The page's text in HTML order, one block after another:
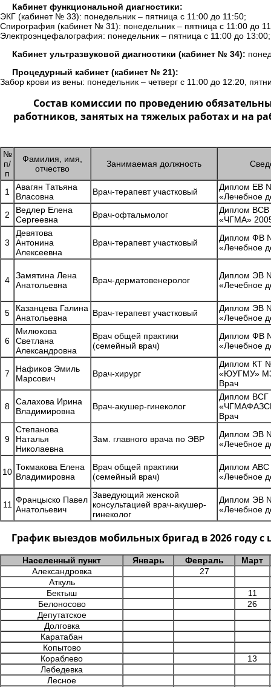
Кабинет функциональной диагностики:
ЭКГ (кабинет № 33): понедельник – пятница с 11:00 до 11:50;
Спирография (кабинет № 31): понедельник – пятница с 11:00 до
Электроэнцефалография: понедельник – пятница с 11:00 до 13:00;
Кабинет ультразвуковой диагностики (кабинет № 34):
Процедурный кабинет (кабинет № 21):
Забор крови из вены: понедельник – четверг с 11:00 до 12:20,
Состав комиссии по проведению
работников, занятых на тяжелых работах и на
№
п/
п
Фамилия, имя,
отчество
Занимаемая должность
1
Авагян Татьяна
Власовна
Врач-терапевт участковый
Диплом ЕВ
«Лечебное
2
Ведлер Елена
Сергеевна
Врач-офтальмолог
Диплом
«ЧГМА»
3
Девятова
Антонина
Алексеевна
Врач-терапевт участковый
Диплом ФВ
«Лечебное
4
Замятина Лена
Анатольевна
Врач-дерматовенеролог
Диплом ЭВ
«Лечебное
5
Казанцева Галина
Анатольевна
Врач-терапевт участковый
Диплом ЭВ
«Лечебное
6
Милюкова
Светлана
Александровна
Врач общей практики
(семейный врач)
Диплом ФВ
«Лечебное
7
Нафиков Эмиль
Марсович
Врач-хирург
Диплом КТ
«ЮУГМУ»
Врач
8
Салахова Ирина
Владимировна
Врач-акушер-гинеколог
Диплом
Врач
9
Степанова
Наталья
Николаевна
Зам. главного врача по ЭВР
Диплом ЭВ
«Лечебное
10 Токмакова Елена
Владимировна
Врач общей практики
(семейный врач)
Диплом
«Лечебное
11 Францыско Павел
Анатольевич
Заведующий женской
консультацией врач-акушер-
гинеколог
Диплом ЭВ
«Лечебное
График выездов мобильных бригад в 2026 году
Населенный пункт Январь Февраль
Март
Александровка
27
Аткуль
Бектыш
11
Белоносово
26
Депутатское
Долговка
Каратабан
Копытово
Кораблево
13
Лебедевка
Лесное